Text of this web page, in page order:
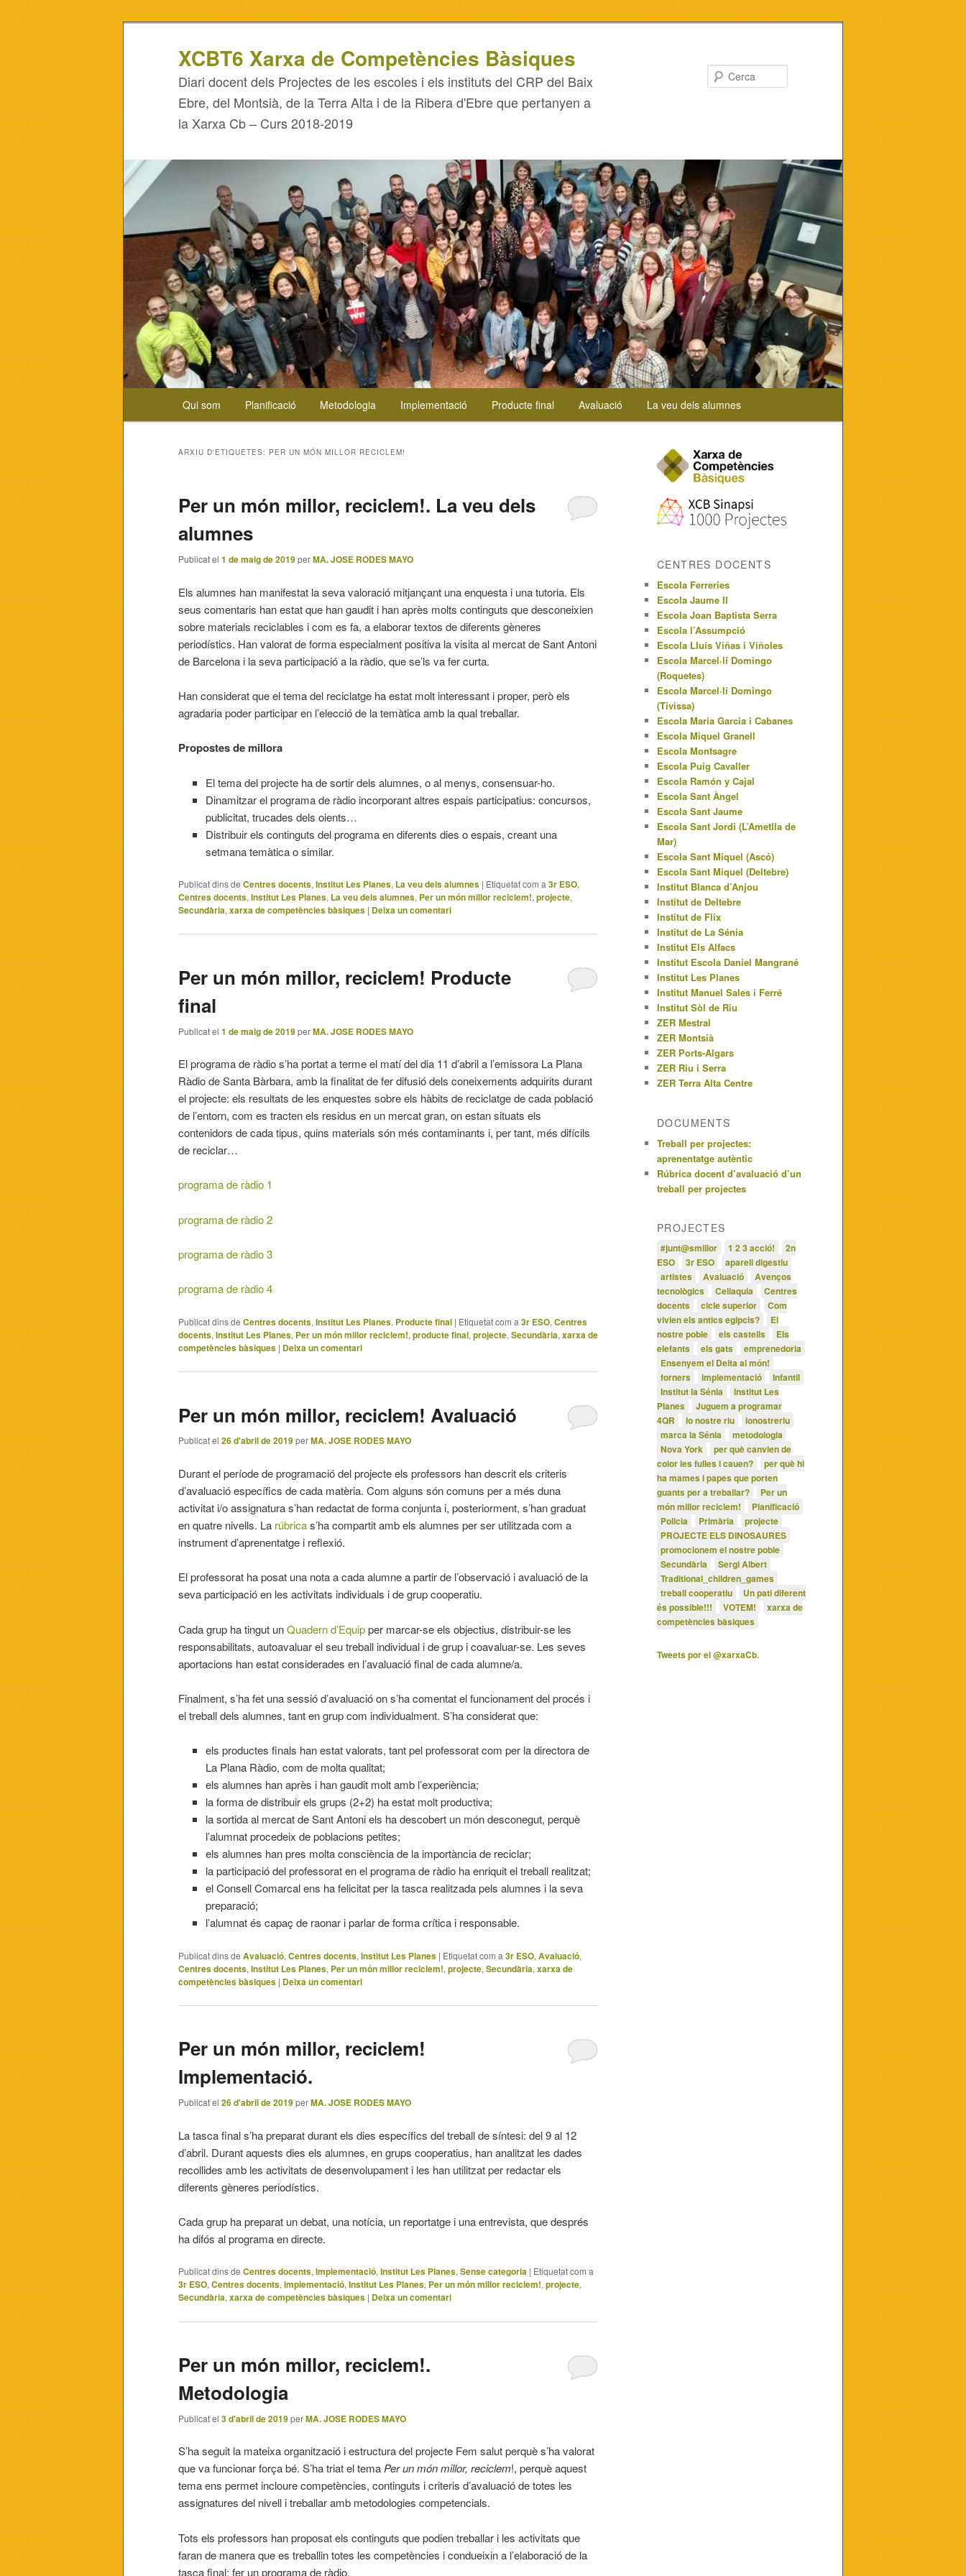
XCBT6 Xarxa de Competències Bàsiques
Diari docent dels Projectes de les escoles i els instituts del CRP del Baix
Ebre, del Montsià, de la Terra Alta i de la Ribera d'Ebre que pertanyen a
la Xarxa Cb – Curs 2018-2019
Aneu
principal
Aneu
secundari
Qui som Planificació Metodologia Implementació Producte final Avaluació La veu dels alumnes
ARXIU D'ETIQUETES: PER UN MÓN MILLOR RECICLEM!
Per un món millor, reciclem!. La veu dels
alumnes
Publicat el 1 de maig de 2019perMA. JOSE RODES MAYO
Els alumnes han manifestat la seva valoració mitjançant una enquesta i una tutoria. Els
seus comentaris han estat que han gaudit i han après molts continguts que desconeixien
sobre materials reciclables i com es fa, a elaborar textos de diferents gèneres
periodístics. Han valorat de forma especialment positiva la visita al mercat de Sant Antoni
de Barcelona i la seva participació a la ràdio, que se’ls va fer curta.
Han considerat que el tema del reciclatge ha estat molt interessant i proper, però els
agradaria poder participar en l’elecció de la temàtica amb la qual treballar.
Propostes de millora
El tema del projecte ha de sortir dels alumnes, o al menys, consensuar-ho.
Dinamitzar el programa de ràdio incorporant altres espais participatius: concursos,
publicitat, trucades dels oients…
Distribuir els continguts del programa en diferents dies o espais, creant una
setmana temàtica o similar.
Publicat dins de Centres docents, Institut Les Planes, La veu dels alumnes | Etiquetat com a 3r ESO,
Centres docents, Institut Les Planes, La veu dels alumnes, Per un món millor reciclem!, projecte,
Secundària, xarxa de competències bàsiques | Deixa un comentari
Per un món millor, reciclem! Producte
final
Publicat el 1 de maig de 2019perMA. JOSE RODES MAYO
El programa de ràdio s’ha portat a terme el matí del dia 11 d’abril a l’emissora La Plana
Ràdio de Santa Bàrbara, amb la finalitat de fer difusió dels coneixements adquirits durant
el projecte: els resultats de les enquestes sobre els hàbits de reciclatge de cada població
de l’entorn, com es tracten els residus en un mercat gran, on estan situats els
contenidors de cada tipus, quins materials són més contaminants i, per tant, més difícils
de reciclar…
programa de ràdio 1
programa de ràdio 2
programa de ràdio 3
programa de ràdio 4
Publicat dins de Centres docents, Institut Les Planes, Producte final | Etiquetat com a 3r ESO, Centres
docents, Institut Les Planes, Per un món millor reciclem!, producte final, projecte, Secundària, xarxa de
competències bàsiques | Deixa un comentari
Per un món millor, reciclem! Avaluació
Publicat el 26 d'abril de 2019perMA. JOSE RODES MAYO
Durant el període de programació del projecte els professors han descrit els criteris
d’avaluació específics de cada matèria. Com alguns són comuns per a més duna
activitat i/o assignatura s’han redactat de forma conjunta i, posteriorment, s’han graduat
en quatre nivells. La rúbricas’ha compartit amb els alumnes per ser utilitzada com a
instrument d’aprenentatge i reflexió.
El professorat ha posat una nota a cada alumne a partir de l’observació i avaluació de la
seva participació en les activitats individuals i de grup cooperatiu.
Cada grup ha tingut unQuadern d’Equipper marcar-se els objectius, distribuir-se les
responsabilitats, autoavaluar el seu treball individual i de grup i coavaluar-se. Les seves
aportacions han estat considerades en l’avaluació final de cada alumne/a.
Finalment, s’ha fet una sessió d’avaluació on s’ha comentat el funcionament del procés i
el treball dels alumnes, tant en grup com individualment. S’ha considerat que:
els productes finals han estat valorats, tant pel professorat com per la directora de
La Plana Ràdio, com de molta qualitat;
els alumnes han après i han gaudit molt amb l’experiència;
la forma de distribuir els grups (2+2) ha estat molt productiva;
la sortida al mercat de Sant Antoni els ha descobert un món desconegut, perquè
l’alumnat procedeix de poblacions petites;
els alumnes han pres molta consciència de la importància de reciclar;
la participació del professorat en el programa de ràdio ha enriquit el treball realitzat;
el Consell Comarcal ens ha felicitat per la tasca realitzada pels alumnes i la seva
preparació;
l’alumnat és capaç de raonar i parlar de forma crítica i responsable.
Publicat dins de Avaluació, Centres docents, Institut Les Planes | Etiquetat com a 3r ESO, Avaluació,
Centres docents, Institut Les Planes, Per un món millor reciclem!, projecte, Secundària, xarxa de
competències bàsiques | Deixa un comentari
Per un món millor, reciclem!
Implementació.
Publicat el 26 d'abril de 2019perMA. JOSE RODES MAYO
La tasca final s’ha preparat durant els dies específics del treball de síntesi: del 9 al 12
d’abril. Durant aquests dies els alumnes, en grups cooperatius, han analitzat les dades
recollides amb les activitats de desenvolupament i les han utilitzat per redactar els
diferents gèneres periodístics.
Cada grup ha preparat un debat, una notícia, un reportatge i una entrevista, que després
ha difós al programa en directe.
Publicat dins de Centres docents, Implementació, Institut Les Planes, Sense categoria | Etiquetat com a
3r ESO, Centres docents, implementació, Institut Les Planes, Per un món millor reciclem!, projecte,
Secundària, xarxa de competències bàsiques | Deixa un comentari
Per un món millor, reciclem!.
Metodologia
Publicat el 3 d'abril de 2019perMA. JOSE RODES MAYO
S’ha seguit la mateixa organització i estructura del projecte Fem salut perquè s’ha valorat
que va funcionar força bé. S’ha triat el temaPer un món millor, reciclem!, perquè aquest
tema ens permet incloure competències, continguts i criteris d’avaluació de totes les
assignatures del nivell i treballar amb metodologies competencials.
Tots els professors han proposat els continguts que podien treballar i les activitats que
faran de manera que es treballin totes les competències i condueixin a l’elaboració de la
tasca final: fer un programa de ràdio.
CENTRES DOCENTS
Escola Ferreries
Escola Jaume II
Escola Joan Baptista Serra
Escola l’Assumpció
Escola Lluís Viñas i Viñoles
Escola Marcel·lí Domingo
(Roquetes)
Escola Marcel·lí Domingo
(Tivissa)
Escola Maria Garcia i Cabanes
Escola Miquel Granell
Escola Montsagre
Escola Puig Cavaller
Escola Ramón y Cajal
Escola Sant Àngel
Escola Sant Jaume
Escola Sant Jordi (L’Ametlla de
Mar)
Escola Sant Miquel (Ascó)
Escola Sant Miquel (Deltebre)
Institut Blanca d’Anjou
Institut de Deltebre
Institut de Flix
Institut de La Sénia
Institut Els Alfacs
Institut Escola Daniel Mangrané
Institut Les Planes
Institut Manuel Sales i Ferré
Institut Sòl de Riu
ZER Mestral
ZER Montsià
ZER Ports-Algars
ZER Riu i Serra
ZER Terra Alta Centre
DOCUMENTS
Treball per projectes:
aprenentatge autèntic
Rúbrica docent d’avaluació d’un
treball per projectes
PROJECTES
#junt@smillor 1 2 3 acció!
2n
ESO
3r ESO
aparell digestiu
artistes
Avaluació
Avenços
tecnològics
Celiaquia
Centres
docents
cicle superior
Com
vivien els antics egipcis?
El
nostre poble
els castells
Els
elefants
els gats
emprenedoria
Ensenyem el Delta al món!
forners
implementació
Infantil
Institut la Sénia
Institut Les
Planes
Juguem a programar
4QR
lo nostre riu
lonostreriu
marca la Sénia
metodologia
Nova York
per què canvien de
color les fulles i cauen?
per què hi
ha mames i papes que porten
guants per a treballar?
Per un
món millor reciclem!
Planificació
Policia
Primària
projecte
PROJECTE ELS DINOSAURES
promocionem el nostre poble
Secundària
Sergi Albert
Traditional_children_games
treball cooperatiu
Un pati diferent
és possible!!!
VOTEM!
xarxa de
competències bàsiques
Tweets por el @xarxaCb.